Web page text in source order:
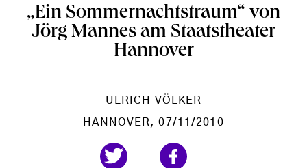
„Ein Sommernachtstraum“ von
Jörg Mannes am Staatstheater
Hannover
ULRICH VÖLKER
HANNOVER , 07/11/2010